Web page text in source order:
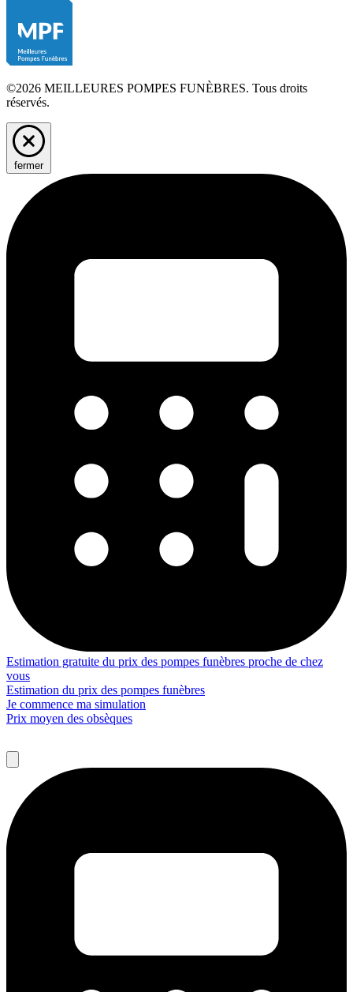
©2026 MEILLEURES POMPES FUNÈBRES. Tous droits
réservés.
fermer
Estimation gratuite du prix des pompes funèbres proche de chez
vous
Estimation du prix des pompes funèbres
Je commence ma simulation
Prix moyen des obsèques